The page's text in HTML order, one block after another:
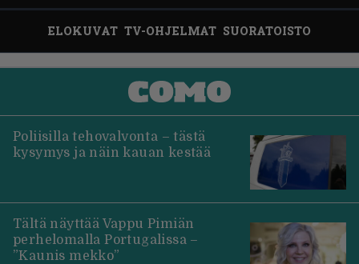
ELOKUVAT TV-OHJELMAT SUORATOISTO
Poliisilla tehovalvonta – tästä
kysymys ja näin kauan kestää
Tältä näyttää Vappu Pimiän
perhelomalla Portugalissa –
”Kaunis mekko”